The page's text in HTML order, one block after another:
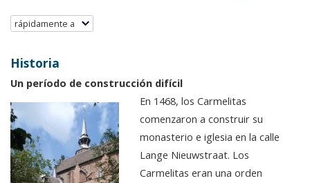
rápidamente a
Historia
Un período de construcción difícil
En 1468, los Carmelitas
comenzaron a construir su
monasterio e iglesia en la calle
Lange Nieuwstraat. Los
Carmelitas eran una orden